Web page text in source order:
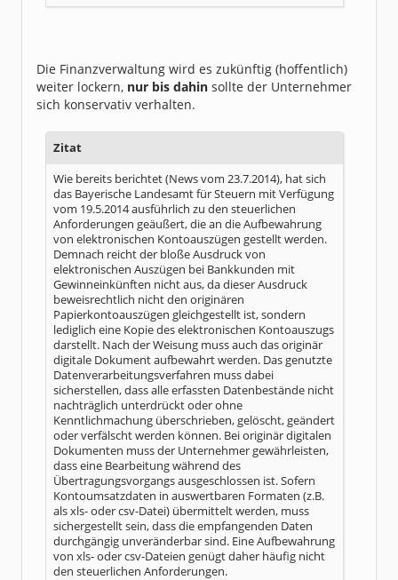
Die Finanzverwaltung wird es zukünftig (hoffentlich)
weiter lockern, nur bis dahin sollte der Unternehmer
sich konservativ verhalten.
Zitat
Wie bereits berichtet (News vom 23.7.2014), hat sich
das Bayerische Landesamt für Steuern mit Verfügung
vom 19.5.2014 ausführlich zu den steuerlichen
Anforderungen geäußert, die an die Aufbewahrung
von elektronischen Kontoauszügen gestellt werden.
Demnach reicht der bloße Ausdruck von
elektronischen Auszügen bei Bankkunden mit
Gewinneinkünften nicht aus, da dieser Ausdruck
beweisrechtlich nicht den originären
Papierkontoauszügen gleichgestellt ist, sondern
lediglich eine Kopie des elektronischen Kontoauszugs
darstellt. Nach der Weisung muss auch das originär
digitale Dokument aufbewahrt werden. Das genutzte
Datenverarbeitungsverfahren muss dabei
sicherstellen, dass alle erfassten Datenbestände nicht
nachträglich unterdrückt oder ohne
Kenntlichmachung überschrieben, gelöscht, geändert
oder verfälscht werden können. Bei originär digitalen
Dokumenten muss der Unternehmer gewährleisten,
dass eine Bearbeitung während des
Übertragungsvorgangs ausgeschlossen ist. Sofern
Kontoumsatzdaten in auswertbaren Formaten (z.B.
als xls- oder csv-Datei) übermittelt werden, muss
sichergestellt sein, dass die empfangenden Daten
durchgängig unveränderbar sind. Eine Aufbewahrung
von xls- oder csv-Dateien genügt daher häufig nicht
den steuerlichen Anforderungen.